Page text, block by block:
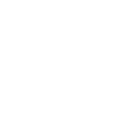
Hai